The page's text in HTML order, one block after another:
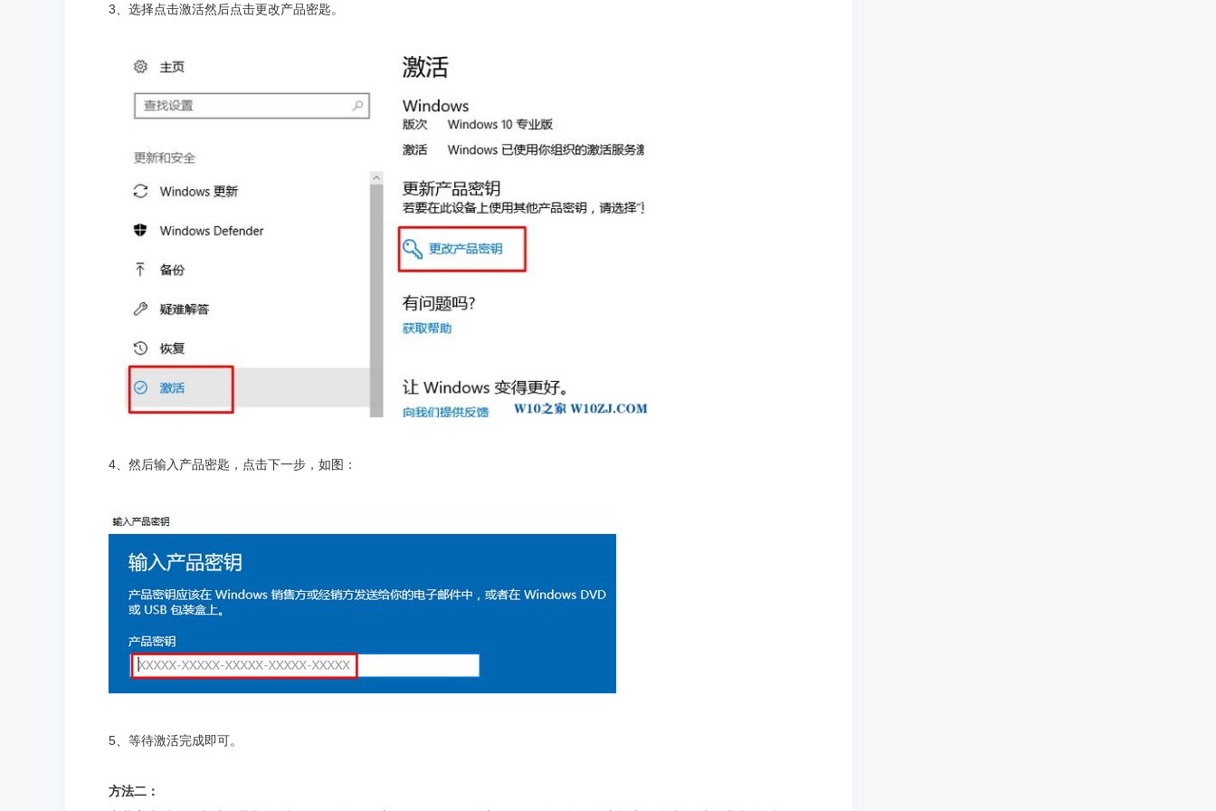
3、选择点击激活然后点击更改产品密匙。
4、然后输入产品密匙，点击下一步，如图：
5、等待激活完成即可。
方法二：